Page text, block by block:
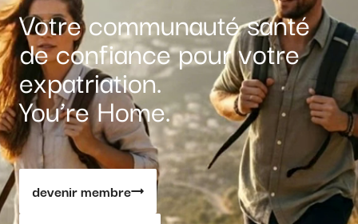
Votre communauté santé
de confiance pour votre
expatriation.
You’re Home.
devenir membre